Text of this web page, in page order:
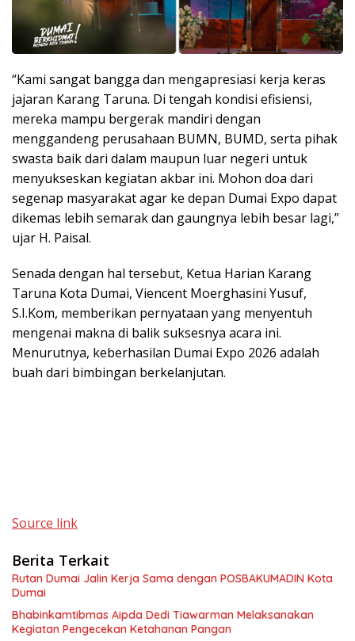
“Kami sangat bangga dan mengapresiasi kerja keras
jajaran Karang Taruna. Di tengah kondisi efisiensi,
mereka mampu bergerak mandiri dengan
menggandeng perusahaan BUMN, BUMD, serta pihak
swasta baik dari dalam maupun luar negeri untuk
menyukseskan kegiatan akbar ini. Mohon doa dari
segenap masyarakat agar ke depan Dumai Expo dapat
dikemas lebih semarak dan gaungnya lebih besar lagi,”
ujar H. Paisal.
Senada dengan hal tersebut, Ketua Harian Karang
Taruna Kota Dumai, Viencent Moerghasini Yusuf,
S.I.Kom, memberikan pernyataan yang menyentuh
mengenai makna di balik suksesnya acara ini.
Menurutnya, keberhasilan Dumai Expo 2026 adalah
buah dari bimbingan berkelanjutan.
Source link
Berita Terkait
Rutan Dumai Jalin Kerja Sama dengan POSBAKUMADIN Kota
Dumai
Bhabinkamtibmas Aipda Dedi Tiawarman Melaksanakan
Kegiatan Pengecekan Ketahanan Pangan